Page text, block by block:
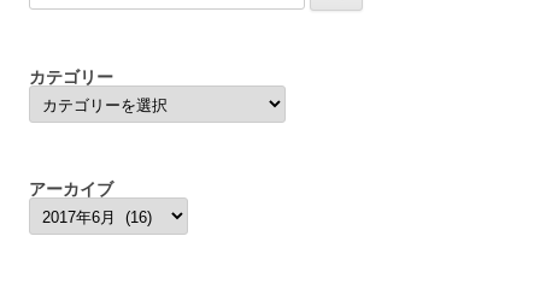
カテゴリー
カ
テ
ゴ
アーカイブ
ア
ー
カ